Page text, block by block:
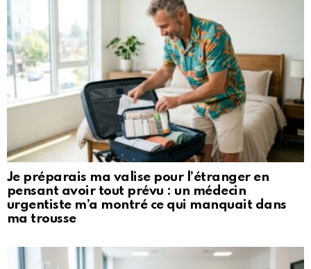
Je préparais ma valise pour l’étranger en
pensant avoir tout prévu : un médecin
urgentiste m’a montré ce qui manquait dans
ma trousse